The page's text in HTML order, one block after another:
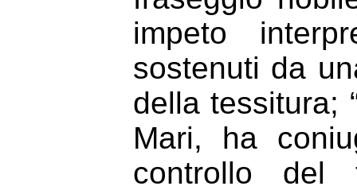
impeto
sostenuti da
della tessitura;
Mari, ha
controllo del